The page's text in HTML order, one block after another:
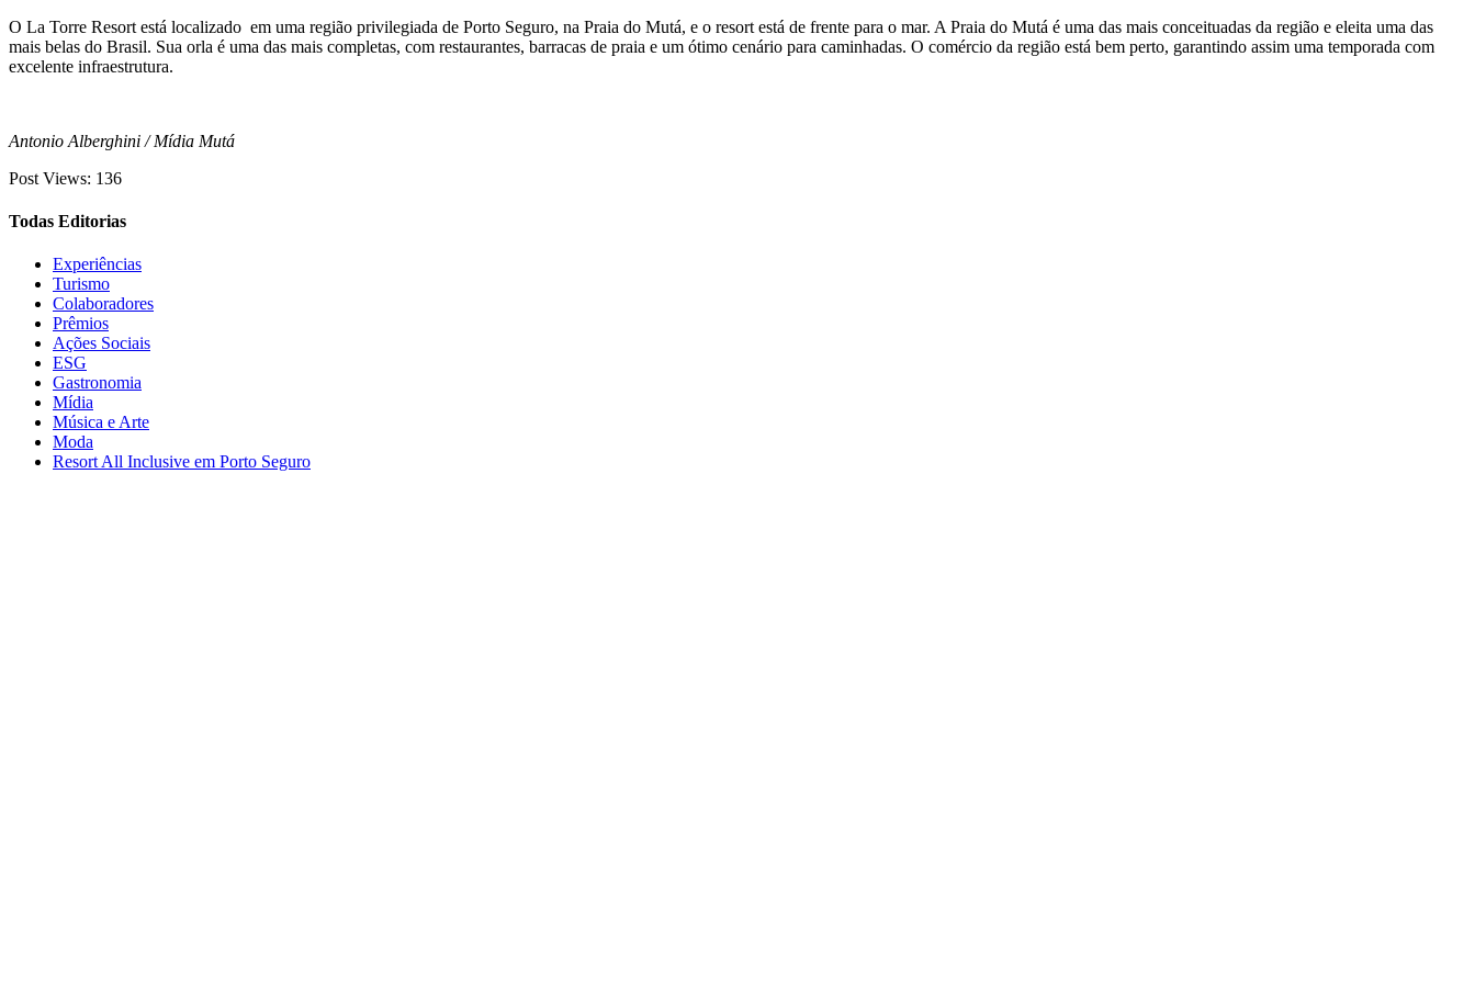
O La Torre Resort está localizado em uma região privilegiada de Porto Seguro, na Praia do Mutá, e o resort está de frente para o mar. A Praia do Mutá é uma das mais conceituadas da região e eleita uma das
mais belas do Brasil. Sua orla é uma das mais completas, com restaurantes, barracas de praia e um ótimo cenário para caminhadas. O comércio da região está bem perto, garantindo assim uma temporada com
excelente infraestrutura.
Antonio Alberghini / Mídia Mutá
Post Views: 136
Todas Editorias
Experiências
Turismo
Colaboradores
Prêmios
Ações Sociais
ESG
Gastronomia
Mídia
Música e Arte
Moda
Resort All Inclusive em Porto Seguro